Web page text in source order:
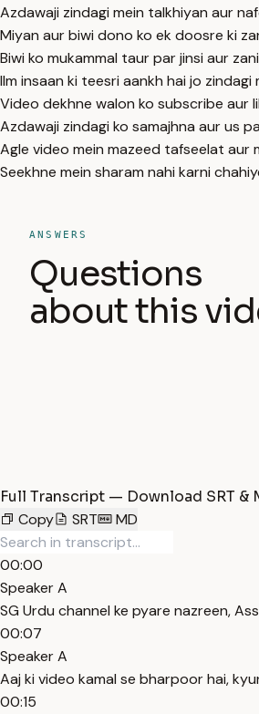
Azdawaji zindagi mein talkhiyan aur
Miyan aur biwi dono ko ek doosre ki
Biwi ko mukammal taur par jinsi aur
Ilm insaan ki teesri aankh hai jo
Video dekhne walon ko subscribe aur
Azdawaji zindagi ko samajhna aur us
Agle video mein mazeed tafseelat aur
Seekhne mein sharam nahi karni
ANSWERS
Questions
about this
Full Transcript — Download SRT &
Copy
SRT MD
00:00
Speaker A
SG Urdu channel ke pyare nazreen,
00:07
Speaker A
Aaj ki video kamal se bharpoor hai,
00:15